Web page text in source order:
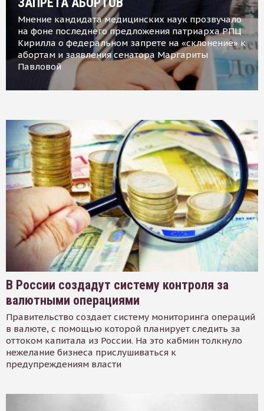
Мнение кандидата медицинских наук прозвучало
на фоне последнего предложения патриарха РПЦ
Кирилла о федеральном запрете на «склонение» к
абортам и заявления сенатора Маргариты
Павловой
В России создадут систему контроля за
валютными операциями
Правительство создает систему мониторинга операций
в валюте, с помощью которой планирует следить за
оттоком капитала из России. На это кабмин толкнуло
нежелание бизнеса прислушиваться к
предупреждениям власти